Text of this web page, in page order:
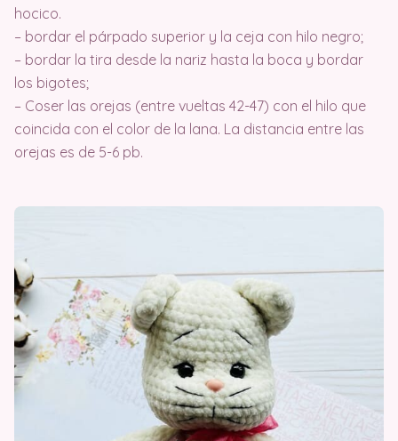
hocico.
– bordar el párpado superior y la ceja con hilo negro;
– bordar la tira desde la nariz hasta la boca y bordar
los bigotes;
– Coser las orejas (entre vueltas 42-47) con el hilo que
coincida con el color de la lana. La distancia entre las
orejas es de 5-6 pb.